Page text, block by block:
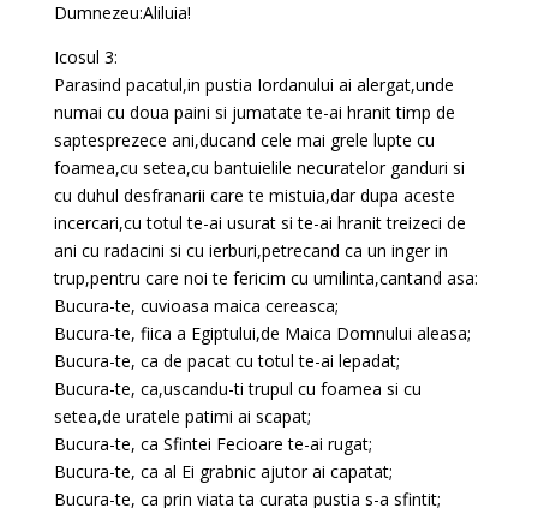
Dumnezeu:Aliluia!
Icosul 3:
Parasind pacatul,in pustia Iordanului ai alergat,unde
numai cu doua paini si jumatate te-ai hranit timp de
saptesprezece ani,ducand cele mai grele lupte cu
foamea,cu setea,cu bantuielile necuratelor ganduri si
cu duhul desfranarii care te mistuia,dar dupa aceste
incercari,cu totul te-ai usurat si te-ai hranit treizeci de
ani cu radacini si cu ierburi,petrecand ca un inger in
trup,pentru care noi te fericim cu umilinta,cantand asa:
Bucura-te, cuvioasa maica cereasca;
Bucura-te, fiica a Egiptului,de Maica Domnului aleasa;
Bucura-te, ca de pacat cu totul te-ai lepadat;
Bucura-te, ca,uscandu-ti trupul cu foamea si cu
setea,de uratele patimi ai scapat;
Bucura-te, ca Sfintei Fecioare te-ai rugat;
Bucura-te, ca al Ei grabnic ajutor ai capatat;
Bucura-te, ca prin viata ta curata pustia s-a sfintit;